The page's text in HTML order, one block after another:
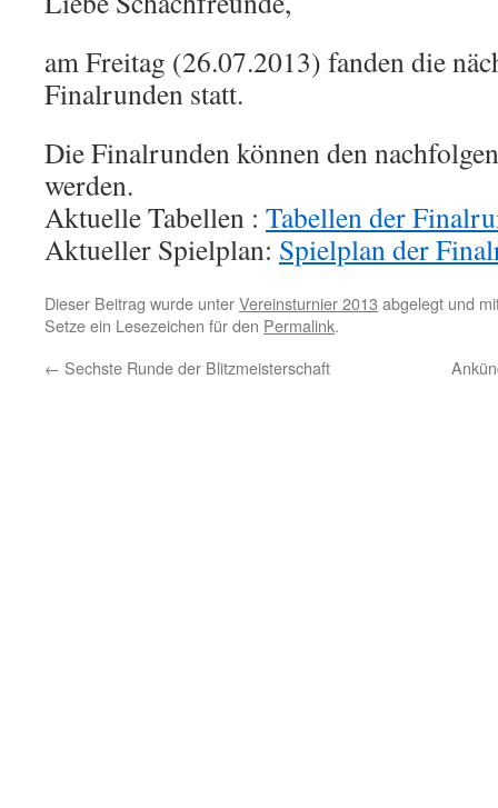
am Freitag (26.07.2013) fanden die
Finalrunden statt.
Die Finalrunden können den
werden.
Aktuelle Tabellen : Tabellen der
Aktueller Spielplan: Spielplan der
Dieser Beitrag wurde unterVereinsturnier 2013 abgelegt und
Setze ein Lesezeichen für den Permalink.
← Sechste Runde der Blitzmeisterschaft